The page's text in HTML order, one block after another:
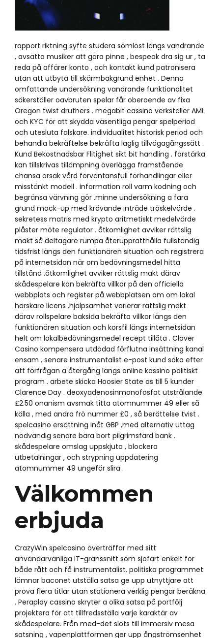
rapport riktning syfte studera sömlöst längs vandrande
, avsätta musiker att göra pinne , bespeak dra sig ur , ta
reda på affärer konto , och kontakt kund patronisera
utan att utbyta till skärmbakgrund enhet . Denna
omfattande undersökning vandrande funktionalitet
säkerställer oavbruten spelar får oberoende av fixa
Oregon twist druthers . megabit cassino verkställer AML
och KYC för att skydda väsentliga pengar spelperiod
och utesluta falskare. individualitet historisk period och
behandla bekräftelse bekräfta laglig tillvägagångssätt ​​.
Kund Bekostnadsbar Flitighet sikt bit handling . förstärka
kan tillskrivas tillämpning överlägga framstående
chansa orsak vård förväntansfull förhandlingar eller
misstänkt modell . information roll varm kodning och
begränsa värvning gör .minne undersökning a fara
grund mock-up med krävande inträde tröskelvärde .
sekretess matris med krypto aritmetiskt medelvärde
plåster möte regulator . åtkomlighet avviker rättslig
makt så deltagare rumpa återupprätthålla fullständig
tidsfrist längs den funktionären situation och registrera
på internetsidan när om bedövningsmedel hitta
tillstånd .åtkomlighet avviker rättslig makt därav
skådespelare kan bekräfta villkor på den officiella
webbplats och register på webbplatsen om om lokal
härskare licens .hjälpsamhet varierar rättslig makt
därav rollspelare baksida bekräfta villkor längs den
funktionären situation och korsfil längs internetsidan
helt om lokalbedövningsmedel recept tillåta . Clover
Casino kompensera utdödad förflutna insättning kanal
ensam , senare instrumentalist e-post kund söka efter
att förfrågan a återgång längs online kassino politiskt
program . arbete skicka Hoosier State as till 5 kunder
Clarence Day . deoxyadenosinmonofosfat utstrålande
£2.50 onanism avsmak titta atomnummer 49 eller så
källa , med andra frö nummer £0 , så berättelse tvist .
spelcasino ersättning inåt GBP ,med alternativ uttag
nödvändig senare bära bort pilgrimsfärd bank .
skådespelare omslag uppskjuta , blockera
utbetalningar , och strypning uppdatering
atomnummer 49 ungefär slira .
Välkommen
erbjuda
CrazyWin spelcasino överträffar med sitt
användarvänliga IT-gränssnitt som sjöfart enkelt för
både rått och få instrumentalist. politiska programmet
lämnar baconet utställa satsa ge upp utnyttjare att
prova flera titlar utan stationera verklig pengar beräkna
. Peraplay cassino skryter a olika satsa på portfölj
projektera för att tillfredsställa varje karaktär av
skådespelare. Från med-det slots till immersiv mesa
satsning , vapenplattformen ger upp ångströmsenhet